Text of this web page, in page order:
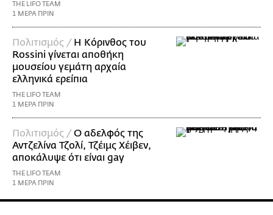
THE LIFO TEAM
1 ΜΕΡΑ ΠΡΙΝ
Πολιτισμός / Η Κόρινθος του
Rossini γίνεται αποθήκη
μουσείου γεμάτη αρχαία
ελληνικά ερείπια
THE LIFO TEAM
1 ΜΕΡΑ ΠΡΙΝ
Πολιτισμός / Ο αδελφός της
Αντζελίνα Τζολί, Τζέιμς Χέιβεν,
αποκάλυψε ότι είναι gay
THE LIFO TEAM
1 ΜΕΡΑ ΠΡΙΝ